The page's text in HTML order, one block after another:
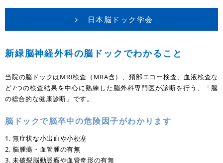
日本脳ドック学会
新緑脳神経外科の脳ドックでわかること
当院の脳ドックはMRI検査（MRA含）、頚部エコー検査、血液検査な
ど7つの検査結果を中心に熟練した脳外科専門医が診断を行う、「脳
の総合的な健康診断」です。
脳ドックで脳卒中の危険因子がわかります
1. 無症状な小出血や小梗塞
2. 脳腫瘍・血管腫の有無
3. 未破裂脳動脈瘤や血管奇形の有無